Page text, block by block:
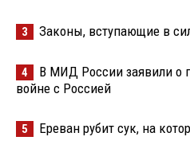
3 Законы, вступающие в
4
В МИД России заявили о
войне с Россией
5 Ереван рубит сук, на